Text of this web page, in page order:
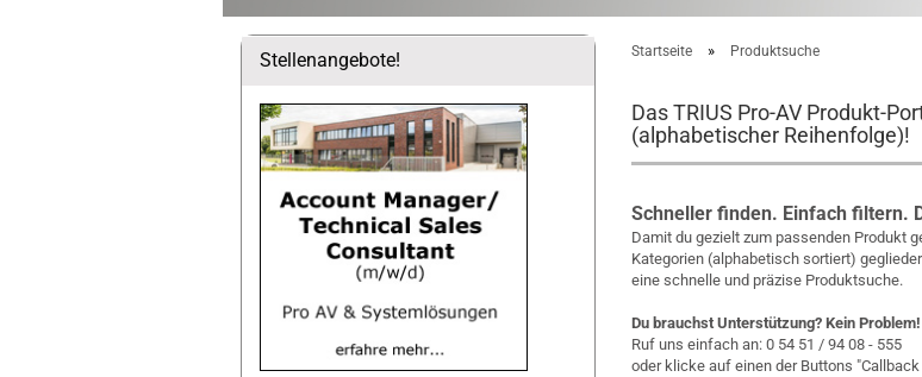
Startseite » Produktsuche
Das TRIUS Pro-AV Produkt-
(alphabetischer Reihenfolge)!
Schneller finden. Einfach filtern.
Damit du gezielt zum passenden Produkt
Kategorien (alphabetisch sortiert)
eine schnelle und präzise Produktsuche.
Du brauchst Unterstützung? Kein Problem!
Ruf uns einfach an: 0 54 51 / 94 08 - 555
oder klicke auf einen der Buttons
Stellenangebote!